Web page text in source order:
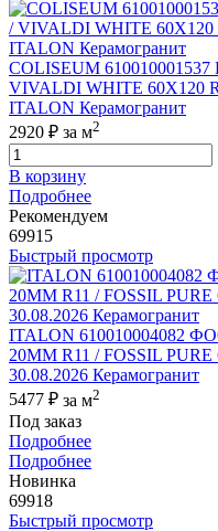
COLISEUM
VIVALDI WHITE 60X120
ITALON Керамогранит
2920 ₽ за м2
В корзину
Подробнее
Рекомендуем
69915
Быстрый просмотр
ITALON 610010004082
20MM R11 / FOSSIL
30.08.2026 Керамогранит
5477 ₽ за м2
Под заказ
Подробнее
Подробнее
Новинка
69918
Быстрый просмотр